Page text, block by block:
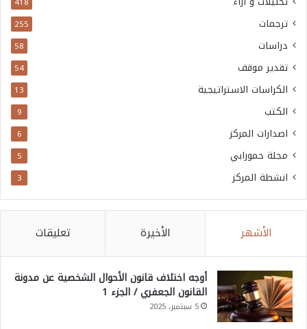
ترجمات 255
دراسات 58
تقدير موقف 54
الكراسات الاستراتيجية 13
الكتب 9
اصدارات المركز 6
مجلة حمورابي 5
انشطة المركز 3
الأشهر الأخيرة تعليقات
أوجه اختلاف قانون الأحوال الشخصية عن مدونة
القانون الجعفري / الجزء 1
5 سبتمبر، 2025